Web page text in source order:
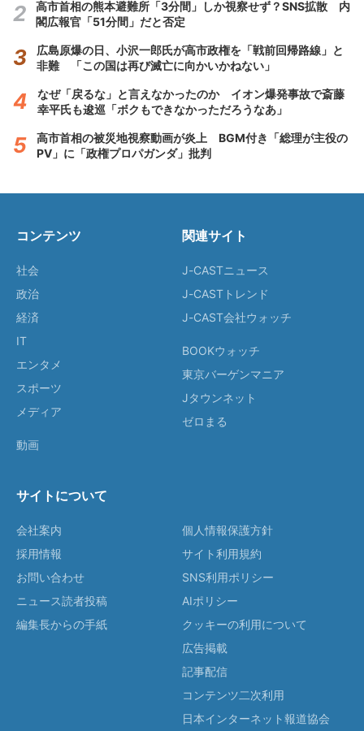
高市首相の熊本避難所「3分間」しか視察せず？SNS拡散 内
閣広報官「51分間」だと否定
広島原爆の日、小沢一郎氏が高市政権を「戦前回帰路線」と
非難 「この国は再び滅亡に向かいかねない」
なぜ「戻るな」と言えなかったのか イオン爆発事故で斎藤
幸平氏も逡巡「ボクもできなかっただろうなあ」
高市首相の被災地視察動画が炎上 BGM付き「総理が主役の
PV」に「政権プロパガンダ」批判
コンテンツ
社会
政治
経済
IT
エンタメ
スポーツ
メディア
動画
関連サイト
J-CASTニュース
J-CASTトレンド
J-CAST会社ウォッチ
BOOKウォッチ
東京バーゲンマニア
Jタウンネット
ゼロまる
サイトについて
会社案内
採用情報
お問い合わせ
ニュース読者投稿
編集長からの手紙
個人情報保護方針
サイト利用規約
SNS利用ポリシー
AIポリシー
クッキーの利用について
広告掲載
記事配信
コンテンツ二次利用
日本インターネット報道協会